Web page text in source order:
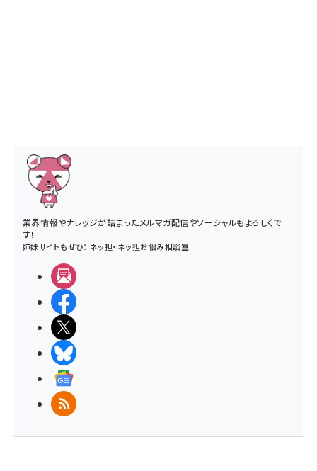
業界情報やナレッジが詰まったメルマガ配信やソーシャルもよろしくで
す！
姉妹サイトもぜひ： ネッ担・ ネッ担お悩み相談室
RSS